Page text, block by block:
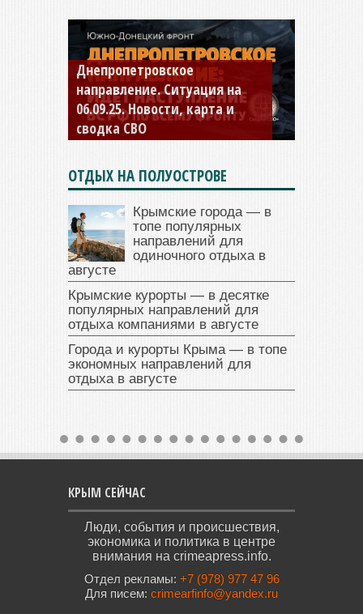
Константиновское
направление. Ситуация на
04.09.25 Новости, карта и
сводка СВО
ОТДЫХ НА ПОЛУОСТРОВЕ
Крымские города — в
топе популярных
направлений для
одиночного отдыха в
августе
Крымские курорты — в десятке
популярных направлений для
отдыха компаниями в августе
Города и курорты Крыма — в топе
экономных направлений для
отдыха в августе
КРЫМ СЕЙЧАС
Люди, события и происшествия,
экономика и политика в центре
внимания на crimeapress.info.
Отдел рекламы: +7 (978) 977 47 96
Для писем: crimearfinfo@yandex.ru